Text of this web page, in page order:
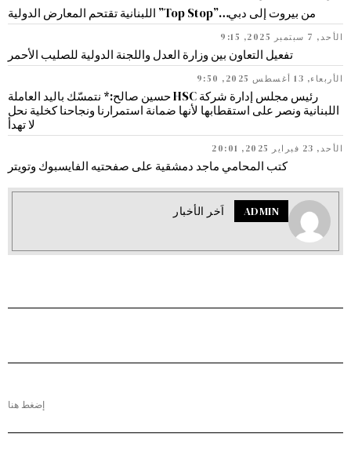
من بيروت إلى دبي…”Top Stop” اللبنانية تقتحم المعارض الدولية
الأحد, 7 سبتمبر 2025, 9:15
تفعيل التعاون بين وزارة العدل واللجنة الدولية للصليب الأحمر
الأربعاء, 13 أغسطس 2025, 9:50
رئيس مجلس إدارة شركة HSC حسين صالح:* نتمسّك باليد العاملة
اللبنانية ونصر على استقطابها لأنها ضمانة استمرارنا ونجاحنا كخلية نحل
لا تهدأ
الأحد, 23 فبراير 2025, 20:01
كتب المحامي ماجد دمشقية على صفحتيه الفايسبوك وتويتر
ADMIN اَخر الأخبار
إضغط هنا